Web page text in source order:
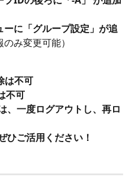
に「グループ設定」が追
み変更可能）
は不可
不可
、一度ログアウトし、再ロ
ひご活用ください！